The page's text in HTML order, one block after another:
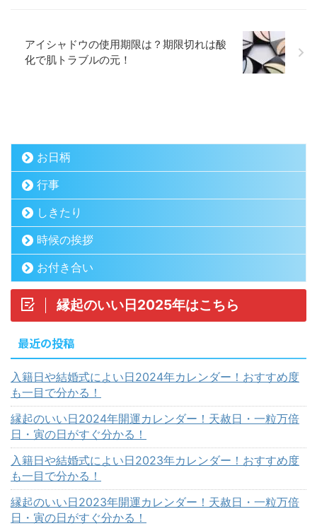
アイシャドウの使用期限は？期限切れは酸
化で肌トラブルの元！
お日柄
行事
しきたり
時候の挨拶
お付き合い
縁起のいい日2025年はこちら
最近の投稿
入籍日や結婚式によい日2024年カレンダー！おすすめ度
も一目で分かる！
縁起のいい日2024年開運カレンダー！天赦日・一粒万倍
日・寅の日がすぐ分かる！
入籍日や結婚式によい日2023年カレンダー！おすすめ度
も一目で分かる！
縁起のいい日2023年開運カレンダー！天赦日・一粒万倍
日・寅の日がすぐ分かる！